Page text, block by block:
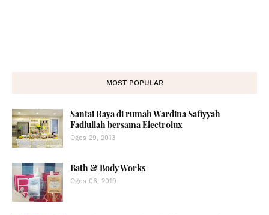
MOST POPULAR
Santai Raya di rumah Wardina Safiyyah
Fadlullah bersama Electrolux
Ogos 29, 2013
Bath & Body Works
Ogos 06, 2019